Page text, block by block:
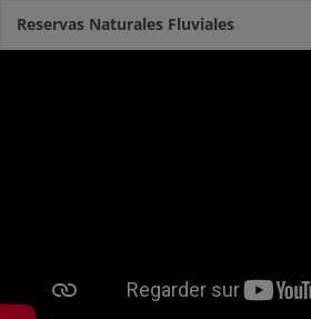
Reservas Naturales Fluviales